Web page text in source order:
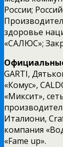
России;
здоровье
«САЛЮС»;
GARTI,
«Комус»,
«Миксит»,
Италиони,
компания
«Fame up».